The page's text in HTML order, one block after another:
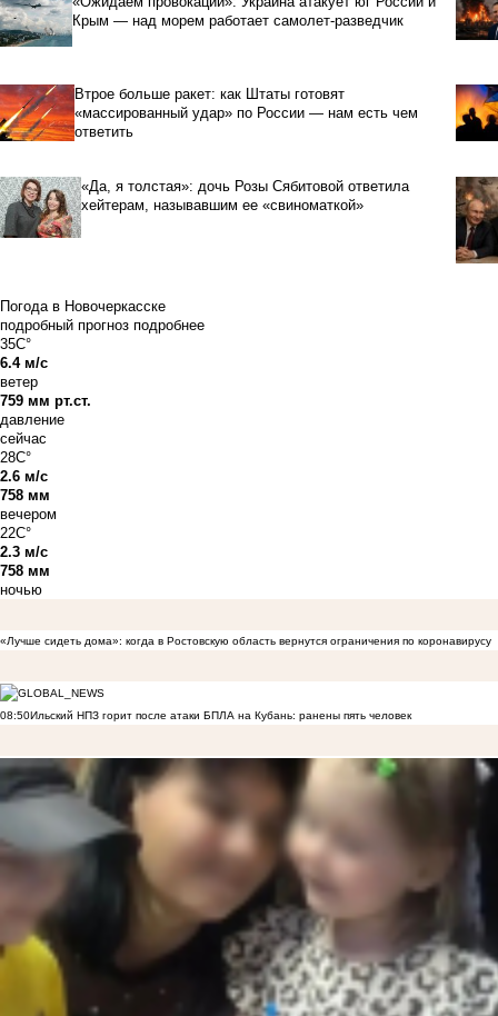
Крым — над морем работает самолет-разведчик
Втрое больше ракет: как Штаты готовят
«массированный удар» по России — нам есть чем
ответить
«Да, я толстая»: дочь Розы Сябитовой ответила
хейтерам, называвшим ее «свиноматкой»
Погода в Новочеркасске
подробный прогноз подробнее
35C°
6.4 м/с
ветер
759 мм рт.ст.
давление
сейчас
28C°
2.6 м/с
758 мм
вечером
22C°
2.3 м/с
758 мм
ночью
«Лучше сидеть дома»: когда в Ростовскую область вернутся ограничения по коронавирусу
08:50Ильский НПЗ горит после атаки БПЛА на Кубань: ранены пять человек